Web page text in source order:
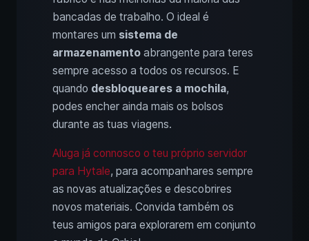
bancadas de trabalho. O ideal é
montares um sistema de
armazenamento abrangente para teres
sempre acesso a todos os recursos. E
quando desbloqueares a mochila,
podes encher ainda mais os bolsos
durante as tuas viagens.
Aluga já connosco o teu próprio servidor
para Hytale, para acompanhares sempre
as novas atualizações e descobrires
novos materiais. Convida também os
teus amigos para explorarem em conjunto